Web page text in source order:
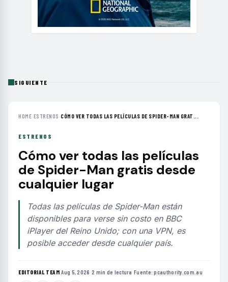
SIGUIENTE
HOME›ESTRENOS ›CÓMO VER TODAS LAS PELÍCULAS DE SPIDER-MAN GRAT...
ESTRENOS
Cómo ver todas las películas
de Spider-Man gratis desde
cualquier lugar
Todas las películas de Spider-Man están
disponibles para verse sin costo en BBC
iPlayer del Reino Unido; con una VPN, es
posible acceder desde cualquier país.
EDITORIAL TEAM·Aug 5, 2026 ·2 min de lectura ·Fuente:pcauthority.com.au